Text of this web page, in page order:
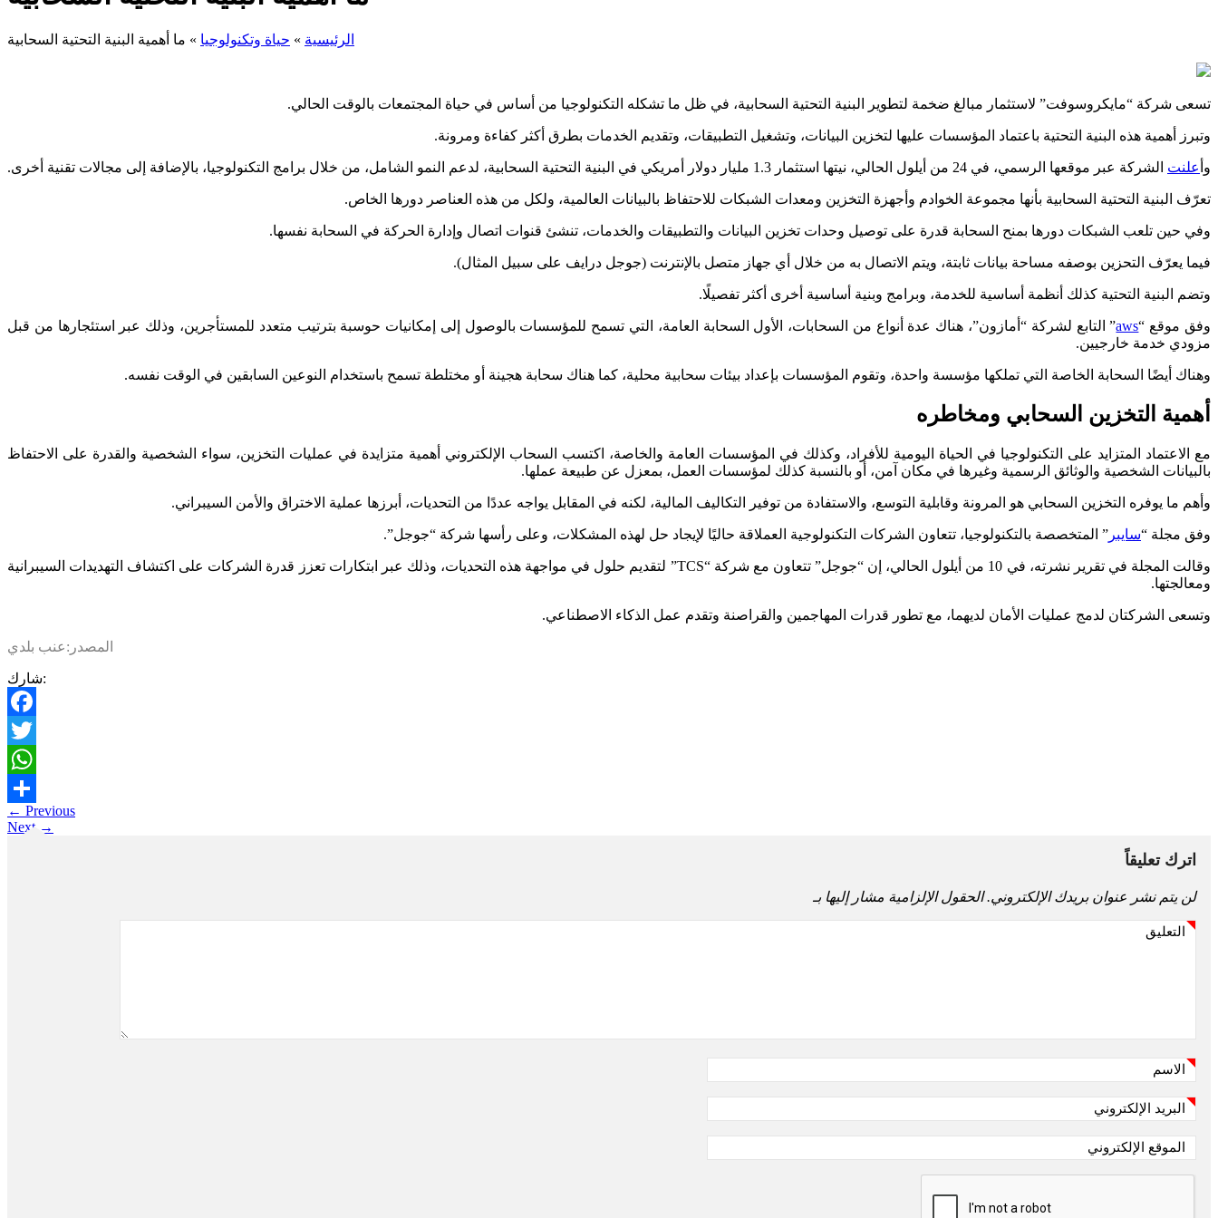
الرئيسية » حياة وتكنولوجيا » ما أهمية البنية التحتية السحابية
تسعى شركة “مايكروسوفت” لاستثمار مبالغ ضخمة لتطوير البنية التحتية السحابية، في ظل ما تشكله التكنولوجيا من أساس في حياة المجتمعات بالوقت الحالي.
وتبرز أهمية هذه البنية التحتية باعتماد المؤسسات عليها لتخزين البيانات، وتشغيل التطبيقات، وتقديم الخدمات بطرق أكثر كفاءة ومرونة.
وأ علنت الشركة عبر موقعها الرسمي، في 24 من أيلول الحالي، نيتها استثمار 1.3 مليار دولار أمريكي في البنية التحتية السحابية، لدعم النمو الشامل، من خلال برامج التكنولوجيا، بالإضافة إلى مجالات تقنية أخرى.
تعرّف البنية التحتية السحابية بأنها مجموعة الخوادم وأجهزة التخزين ومعدات الشبكات للاحتفاظ بالبيانات العالمية، ولكل من هذه العناصر دورها الخاص.
وفي حين تلعب الشبكات دورها بمنح السحابة قدرة على توصيل وحدات تخزين البيانات والتطبيقات والخدمات، تنشئ قنوات اتصال وإدارة الحركة في السحابة نفسها.
فيما يعرّف التحزين بوصفه مساحة بيانات ثابتة، ويتم الاتصال به من خلال أي جهاز متصل بالإنترنت (جوجل درايف على سبيل المثال).
وتضم البنية التحتية كذلك أنظمة أساسية للخدمة، وبرامج وبنية أساسية أخرى أكثر تفصيلًا.
وفق موقع “aws” التابع لشركة “أمازون”، هناك عدة أنواع من السحابات، الأول السحابة العامة، التي تسمح للمؤسسات بالوصول إلى إمكانيات حوسبة بترتيب متعدد للمستأجرين، وذلك عبر استئجارها من قبل
مزودي خدمة خارجيين.
وهناك أيضًا السحابة الخاصة التي تملكها مؤسسة واحدة، وتقوم المؤسسات بإعداد بيئات سحابية محلية، كما هناك سحابة هجينة أو مختلطة تسمح باستخدام النوعين السابقين في الوقت نفسه.
أهمية التخزين السحابي ومخاطره
مع الاعتماد المتزايد على التكنولوجيا في الحياة اليومية للأفراد، وكذلك في المؤسسات العامة والخاصة، اكتسب السحاب الإلكتروني أهمية متزايدة في عمليات التخزين، سواء الشخصية والقدرة على الاحتفاظ
بالبيانات الشخصية والوثائق الرسمية وغيرها في مكان آمن، أو بالنسبة كذلك لمؤسسات العمل، بمعزل عن طبيعة عملها.
وأهم ما يوفره التخزين السحابي هو المرونة وقابلية التوسع، والاستفادة من توفير التكاليف المالية، لكنه في المقابل يواجه عددًا من التحديات، أبرزها عملية الاختراق والأمن السيبراني.
وفق مجلة “سايبر ” المتخصصة بالتكنولوجيا، تتعاون الشركات التكنولوجية العملاقة حاليًا لإيجاد حل لهذه المشكلات، وعلى رأسها شركة “جوجل”.
وقالت المجلة في تقرير نشرته، في 10 من أيلول الحالي، إن “جوجل” تتعاون مع شركة “TCS” لتقديم حلول في مواجهة هذه التحديات، وذلك عبر ابتكارات تعزز قدرة الشركات على اكتشاف التهديدات السيبرانية
ومعالجتها.
وتسعى الشركتان لدمج عمليات الأمان لديهما، مع تطور قدرات المهاجمين والقراصنة وتقدم عمل الذكاء الاصطناعي.
المصدر:عنب بلدي
شارك:
Facebook
Twitter
WhatsApp
Share
← Previous
Next →
اترك تعليقاً
لن يتم نشر عنوان بريدك الإلكتروني. الحقول الإلزامية مشار إليها بـ
التعليق
الاسم
البريد الإلكتروني
الموقع الإلكتروني